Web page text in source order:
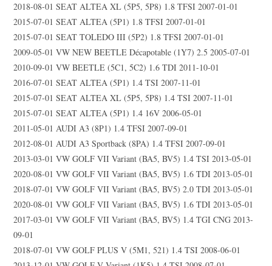
2018-08-01 SEAT ALTEA XL (5P5, 5P8) 1.8 TFSI 2007-01-01
2015-07-01 SEAT ALTEA (5P1) 1.8 TFSI 2007-01-01
2015-07-01 SEAT TOLEDO III (5P2) 1.8 TFSI 2007-01-01
2009-05-01 VW NEW BEETLE Décapotable (1Y7) 2.5 2005-07-01
2010-09-01 VW BEETLE (5C1, 5C2) 1.6 TDI 2011-10-01
2016-07-01 SEAT ALTEA (5P1) 1.4 TSI 2007-11-01
2015-07-01 SEAT ALTEA XL (5P5, 5P8) 1.4 TSI 2007-11-01
2015-07-01 SEAT ALTEA (5P1) 1.4 16V 2006-05-01
2011-05-01 AUDI A3 (8P1) 1.4 TFSI 2007-09-01
2012-08-01 AUDI A3 Sportback (8PA) 1.4 TFSI 2007-09-01
2013-03-01 VW GOLF VII Variant (BA5, BV5) 1.4 TSI 2013-05-01
2020-08-01 VW GOLF VII Variant (BA5, BV5) 1.6 TDI 2013-05-01
2018-07-01 VW GOLF VII Variant (BA5, BV5) 2.0 TDI 2013-05-01
2020-08-01 VW GOLF VII Variant (BA5, BV5) 1.6 TDI 2013-05-01
2017-03-01 VW GOLF VII Variant (BA5, BV5) 1.4 TGI CNG 2013-
09-01
2018-07-01 VW GOLF PLUS V (5M1, 521) 1.4 TSI 2008-06-01